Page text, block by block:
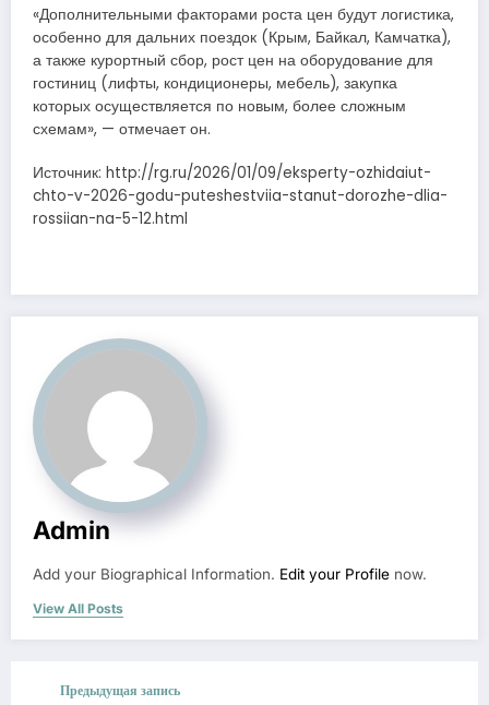
«Дополнительными факторами роста цен будут логистика,
особенно для дальних поездок (Крым, Байкал, Камчатка),
а также курортный сбор, рост цен на оборудование для
гостиниц (лифты, кондиционеры, мебель), закупка
которых осуществляется по новым, более сложным
схемам», — отмечает он.
Источник: http://rg.ru/2026/01/09/eksperty-ozhidaiut-
chto-v-2026-godu-puteshestviia-stanut-dorozhe-dlia-
rossiian-na-5-12.html
Admin
Add your Biographical Information. Edit your Profile now.
View All Posts
Предыдущая запись